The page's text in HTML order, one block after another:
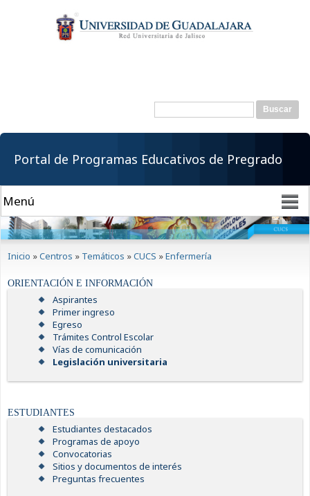
contenido
principal
Formulario de
Buscar
Portal de Programas Educativos de Pregrado
Inicio »Centros » Temáticos »CUCS »Enfermería
ORIENTACIÓN E INFORMACIÓN
Aspirantes
Primer ingreso
Egreso
Trámites Control Escolar
Vías de comunicación
Legislación universitaria
ESTUDIANTES
Estudiantes destacados
Programas de apoyo
Convocatorias
Sitios y documentos de interés
Preguntas frecuentes